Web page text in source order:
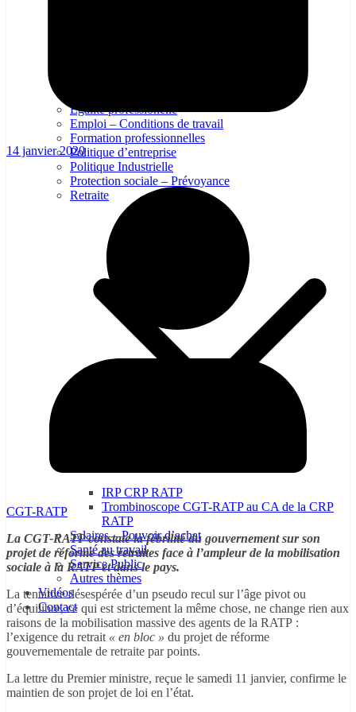
Égalité professionelle
Emploi – Conditions de travail
Formation professionnelles
Politique d’entreprise
Politique Industrielle
Protection sociale – Prévoyance
Retraite
IRP CRP RATP
Trombinoscope CGT-RATP au CA de la CRP
RATP
Salaires – Pouvoir d’achat
Santé au travail
Service Public
Autres thèmes
Vidéos
Contact
14 janvier 2020
CGT-RATP
La CGT-RATP constate la fébrilité du gouvernement sur son
projet de réforme des retraites face à l’ampleur de la mobilisation
sociale à la RATP et dans le pays.
La tentative désespérée d’un pseudo recul sur l’âge pivot ou
d’équilibre, ce qui est strictement la même chose, ne change rien aux
raisons de la mobilisation massive des agents de la RATP :
l’exigence du retrait « en bloc » du projet de réforme
gouvernementale de retraite par points.
La lettre du Premier ministre, reçue le samedi 11 janvier, confirme le
maintien de son projet de loi en l’état.